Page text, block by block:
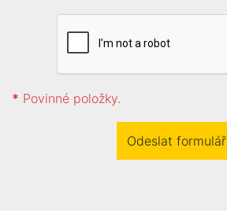
* Povinné položky.
Odeslat formulář